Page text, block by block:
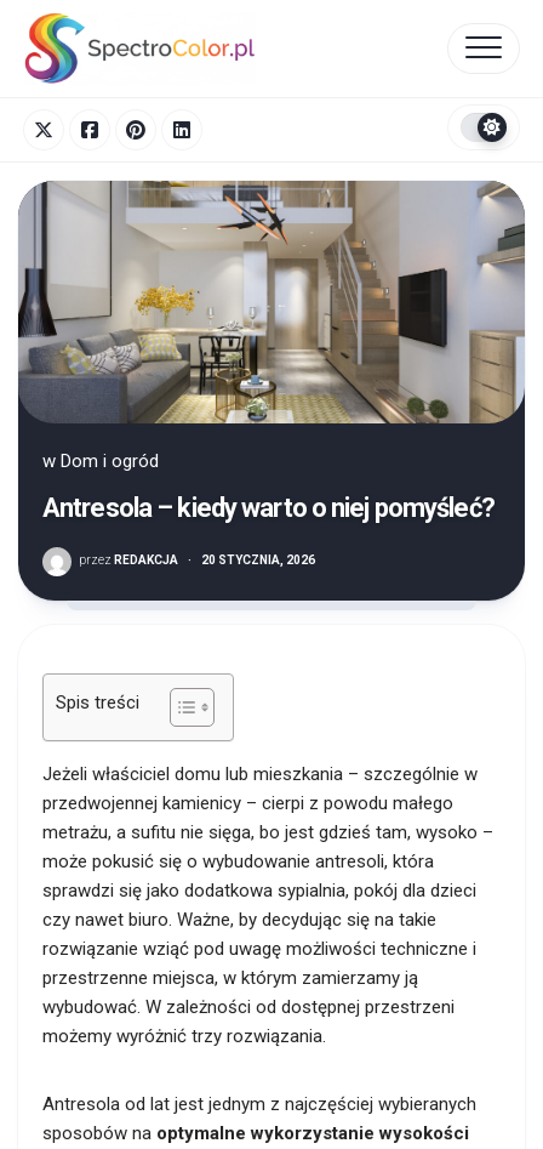
content
w Dom i ogród
Antresola – kiedy warto o niej pomyśleć?
przez REDAKCJA · 20 STYCZNIA, 2026
Spis treści
Jeżeli właściciel domu lub mieszkania – szczególnie w
przedwojennej kamienicy – cierpi z powodu małego
metrażu, a sufitu nie sięga, bo jest gdzieś tam, wysoko –
może pokusić się o wybudowanie antresoli, która
sprawdzi się jako dodatkowa sypialnia, pokój dla dzieci
czy nawet biuro. Ważne, by decydując się na takie
rozwiązanie wziąć pod uwagę możliwości techniczne i
przestrzenne miejsca, w którym zamierzamy ją
wybudować. W zależności od dostępnej przestrzeni
możemy wyróżnić trzy rozwiązania.
Antresola od lat jest jednym z najczęściej wybieranych
sposobów na optymalne wykorzystanie wysokości